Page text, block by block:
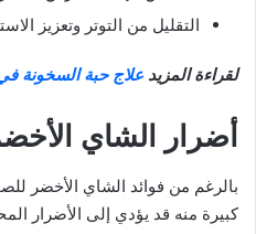
التقليل من التوتر وتعزيز
لقراءة المزيد علاج حبة السخونة
أضرار الشاي
بالرغم من فوائد الشاي الأخضر
كبيرة منه قد يؤدي إلى الأضرار